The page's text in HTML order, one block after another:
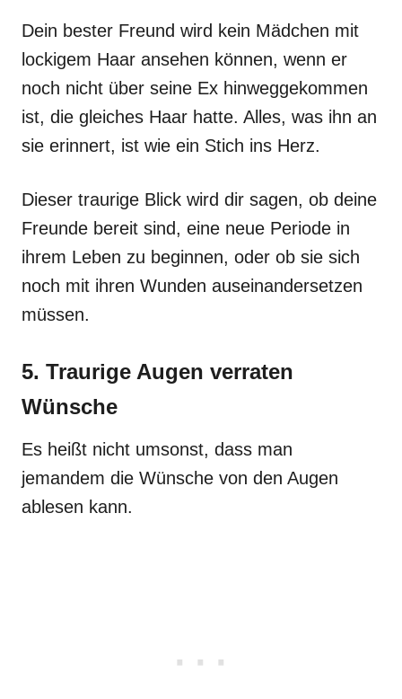
Dein bester Freund wird kein Mädchen mit
lockigem Haar ansehen können, wenn er
noch nicht über seine Ex hinweggekommen
ist, die gleiches Haar hatte. Alles, was ihn an
sie erinnert, ist wie ein Stich ins Herz.
Dieser traurige Blick wird dir sagen, ob deine
Freunde bereit sind, eine neue Periode in
ihrem Leben zu beginnen, oder ob sie sich
noch mit ihren Wunden auseinandersetzen
müssen.
5. Traurige Augen verraten
Wünsche
Es heißt nicht umsonst, dass man
jemandem die Wünsche von den Augen
ablesen kann.